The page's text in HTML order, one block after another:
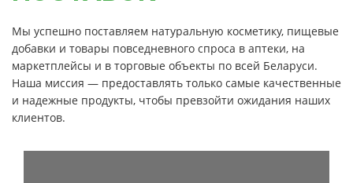
Мы успешно поставляем натуральную косметику, пищевые
добавки и товары повседневного спроса в аптеки, на
маркетплейсы и в торговые объекты по всей Беларуси.
Наша миссия — предоставлять только самые качественные
и надежные продукты, чтобы превзойти ожидания наших
клиентов.